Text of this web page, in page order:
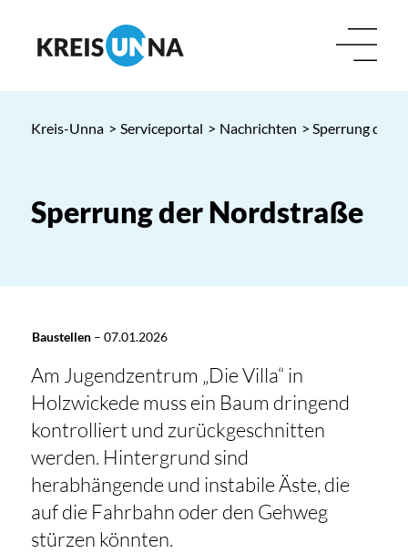
Kreis-Unna > Serviceportal > Nachrichten > Sperrung der
Sperrung der Nordstraße
Baustellen– 07.01.2026
Am Jugendzentrum „Die Villa“ in
Holzwickede muss ein Baum dringend
kontrolliert und zurückgeschnitten
werden. Hintergrund sind
herabhängende und instabile Äste, die
auf die Fahrbahn oder den Gehweg
stürzen könnten.